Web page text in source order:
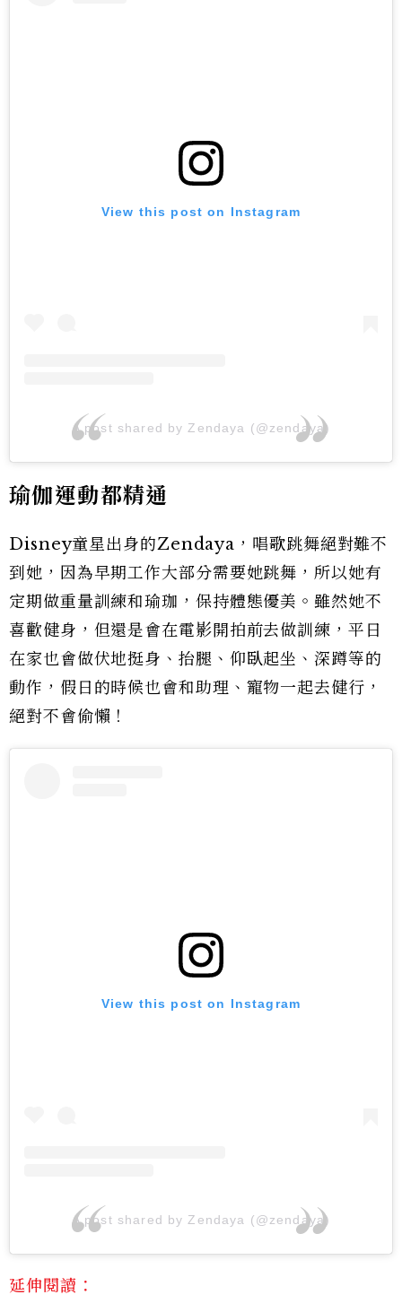
View this post on Instagram
A post shared by Zendaya (@zendaya)
瑜伽運動都精通
Disney童星出身的Zendaya，唱歌跳舞絕對難不
到她，因為早期工作大部分需要她跳舞，所以她有
定期做重量訓練和瑜珈，保持體態優美。雖然她不
喜歡健身，但還是會在電影開拍前去做訓練，平日
在家也會做伏地挺身、抬腿、仰臥起坐、深蹲等的
動作，假日的時候也會和助理、寵物一起去健行，
絕對不會偷懶！
View this post on Instagram
A post shared by Zendaya (@zendaya)
延伸閱讀：